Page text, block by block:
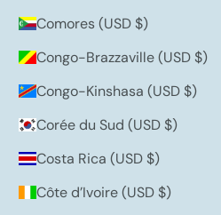
Comores (USD $)
Congo-Brazzaville (USD $)
Congo-Kinshasa (USD $)
Corée du Sud (USD $)
Costa Rica (USD $)
Côte d’Ivoire (USD $)